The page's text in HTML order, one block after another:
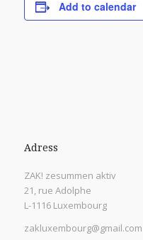
Add to calendar
Adress
ZAK! zesummen aktiv
21, rue Adolphe
L-1116 Luxembourg
zakluxembourg@gmail.com